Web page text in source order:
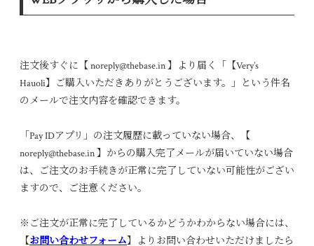
注文後すぐに【 noreply@thebase.in 】より届く「【Very’s
Hauoli】ご購入いただきありがとうございます。」という件名
のメールで注文内容を確認できます。
「Pay IDアプリ」の注文履歴に載っていない場合、【
noreply@thebase.in 】からの購入完了メールが届いていない場合
は、ご注文のお手続きが正常に完了していない可能性がござい
ますので、ご注意ください。
※ご注文が正常に完了しているかどうかわからない場合には、
【お問い合わせフォーム】よりお問い合わせいただけましたら